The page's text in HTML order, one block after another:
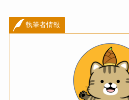
執筆者情報